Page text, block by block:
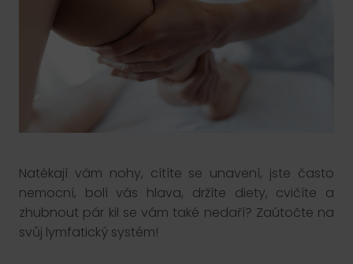
Natékají vám nohy, cítíte se unavení, jste často
nemocní, bolí vás hlava, držíte diety, cvičíte a
zhubnout pár kil se vám také nedaří? Zaútočte na
svůj lymfatický systém!